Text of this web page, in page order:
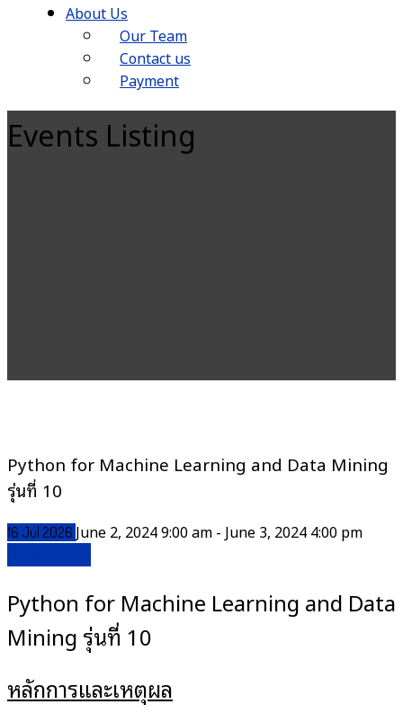
About Us
Our Team
Contact us
Payment
Events Listing
Python for Machine Learning and Data Mining
รุ่นที่ 10
16 Jul 2026 June 2, 2024 9:00 am - June 3, 2024 4:00 pm
Python for Machine Learning and Data
Mining รุ่นที่ 10
หลักการและเหตุผล